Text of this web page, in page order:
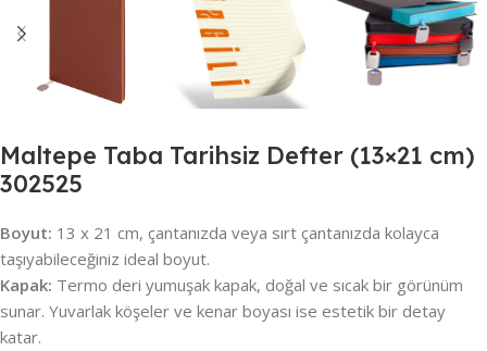
Maltepe Taba Tarihsiz Defter (13×21 cm)
302525
Boyut: 13 x 21 cm, çantanızda veya sırt çantanızda kolayca
taşıyabileceğiniz ideal boyut.
Kapak: Termo deri yumuşak kapak, doğal ve sıcak bir görünüm
sunar. Yuvarlak köşeler ve kenar boyası ise estetik bir detay
katar.